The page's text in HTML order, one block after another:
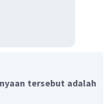
tersebut adalah